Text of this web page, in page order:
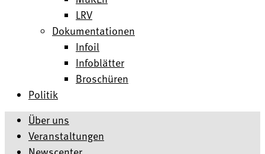
LRV
Dokumentationen
Infoil
Infoblätter
Broschüren
Politik
Über uns
Veranstaltungen